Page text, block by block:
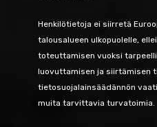
Henkilötietoja ei siirretä
talousalueen ulkopuolelle,
toteuttamisen vuoksi
luovuttamisen ja siirtämisen
tietosuojalainsäädännön
muita tarvittavia turvatoimia.